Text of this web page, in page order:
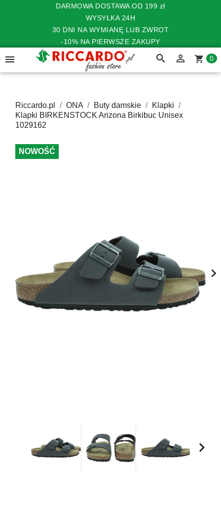
DARMOWA DOSTAWA OD 199 zł
WYSYŁKA 24H
30 DNI NA WYMIANĘ LUB ZWROT
-10% NA PIERWSZE ZAKUPY
 search  shopping_cart 0
Riccardo.pl ONA Buty damskie
Klapki
Klapki BIRKENSTOCK Arizona Birkibuc Unisex
1029162
NOWOŚĆ
